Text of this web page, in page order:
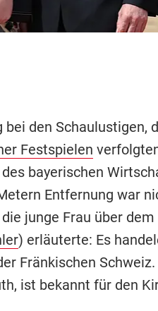
den Schaulustigen,
Festspielen
bayerischen
Entfernung war
junge Frau über
) erläuterte: Es
Fränkischen Schweiz.
ist bekannt für den